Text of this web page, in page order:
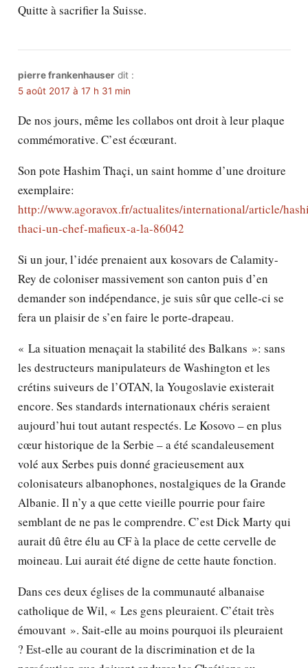
Quitte à sacrifier la Suisse.
pierre frankenhauser dit :
5 août 2017 à 17 h 31 min
De nos jours, même les collabos ont droit à leur plaque
commémorative. C’est écœurant.
Son pote Hashim Thaçi, un saint homme d’une droiture
exemplaire:
http://www.agoravox.fr/actualites/international/article/
thaci-un-chef-mafieux-a-la-86042
Si un jour, l’idée prenaient aux kosovars de Calamity-
Rey de coloniser massivement son canton puis d’en
demander son indépendance, je suis sûr que celle-ci se
fera un plaisir de s’en faire le porte-drapeau.
« La situation menaçait la stabilité des Balkans »: sans
les destructeurs manipulateurs de Washington et les
crétins suiveurs de l’OTAN, la Yougoslavie existerait
encore. Ses standards internationaux chéris seraient
aujourd’hui tout autant respectés. Le Kosovo – en plus
cœur historique de la Serbie – a été scandaleusement
volé aux Serbes puis donné gracieusement aux
colonisateurs albanophones, nostalgiques de la Grande
Albanie. Il n’y a que cette vieille pourrie pour faire
semblant de ne pas le comprendre. C’est Dick Marty qui
aurait dû être élu au CF à la place de cette cervelle de
moineau. Lui aurait été digne de cette haute fonction.
Dans ces deux églises de la communauté albanaise
catholique de Wil, « Les gens pleuraient. C’était très
émouvant ». Sait-elle au moins pourquoi ils pleuraient
? Est-elle au courant de la discrimination et de la